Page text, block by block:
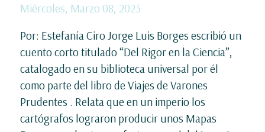
Miércoles, Marzo 08, 2023
Por: Estefanía Ciro Jorge Luis Borges escribió un
cuento corto titulado “Del Rigor en la Ciencia”,
catalogado en su biblioteca universal por él
como parte del libro de Viajes de Varones
Prudentes . Relata que en un imperio los
cartógrafos lograron producir unos Mapas